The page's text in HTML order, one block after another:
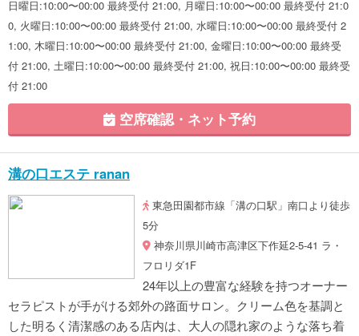
日曜日:10:00〜00:00 最終受付 21:00, 月曜日:10:00〜00:00 最終受付 21:0
0, 火曜日:10:00〜00:00 最終受付 21:00, 水曜日:10:00〜00:00 最終受付 2
1:00, 木曜日:10:00〜00:00 最終受付 21:00, 金曜日:10:00〜00:00 最終受
付 21:00, 土曜日:10:00〜00:00 最終受付 21:00, 祝日:10:00〜00:00 最終受
付 21:00
空席確認・ネット予約
溝の口エステ ranan
東急田園都市線「溝の口駅」南口より徒歩
5分
神奈川県川崎市高津区下作延2-5-41 ラ・
フロリダ1F
24年以上の豊富な経験を持つオーナー
セラピストが手がける郊外の路面サロン。クリーム色を基調と
した明るく清潔感のある店内は、大人の隠れ家のような落ち着